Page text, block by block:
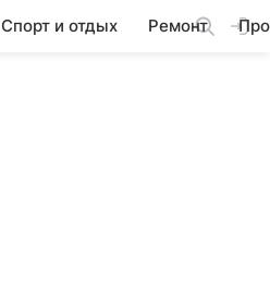
Спорт и отдых Ремонт